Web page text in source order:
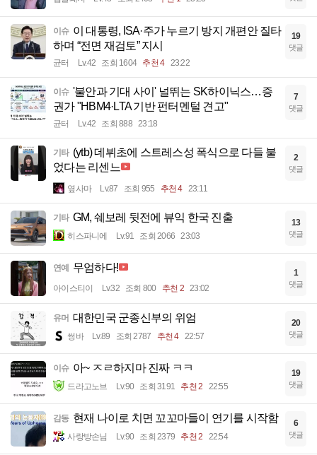
이슈 이 대통령, ISA·주가 누르기 방지 개편안 질타
하며 “전면 재검토” 지시
균터 Lv.42 조회 1604 추천 4 23:22
19
댓글
이슈 '불안과 기대 사이' 널뛰는 SK하이닉스…증
권가 "HBM4·LTA 기반 펀터멘털 견고"
균터 Lv.42 조회 888 23:18
7
댓글
기타 (ytb) 데뷔초에 스트레스성 폭식으로 다들 불
었다는 리센느
옆사마 Lv.87 조회 955 추천 4 23:11
2
댓글
기타 GM, 쉐보레 뒷전에 뷰익 한국 진출
히스파니에 Lv.91 조회 2066 23:03
13
댓글
연예 무엄하다!
아이스티이 Lv.32 조회 800 추천 2 23:02
1
댓글
유머 대한민국 군종신부의 위엄
썽바 Lv.89 조회 2787 추천 4 22:57
20
댓글
이슈 아~ ㅈㄹ하지마 진짜 ㅋㅋ
드라고노브 Lv.90 조회 3191 추천 2 22:55
19
댓글
감동 현재 나이로 치면 꼬꼬마들이 연기를 시작함
사랑방손님 Lv.90 조회 2379 추천 2 22:54
6
댓글